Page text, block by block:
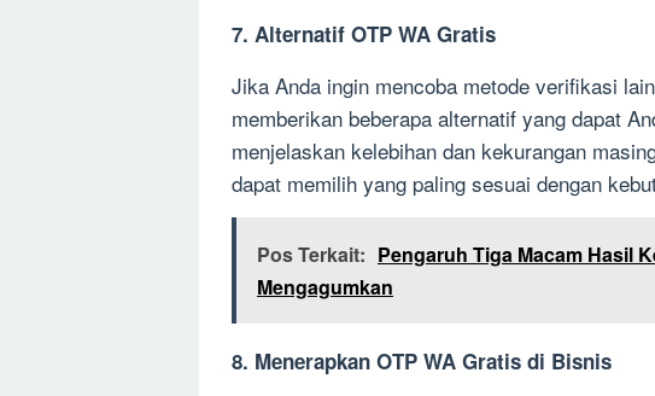
7. Alternatif OTP WA Gratis
Jika Anda ingin mencoba metode verifikasi
memberikan beberapa alternatif yang dapat
menjelaskan kelebihan dan kekurangan
dapat memilih yang paling sesuai dengan
Pos Terkait: Pengaruh Tiga Macam Hasil
Mengagumkan
8. Menerapkan OTP WA Gratis di Bisnis